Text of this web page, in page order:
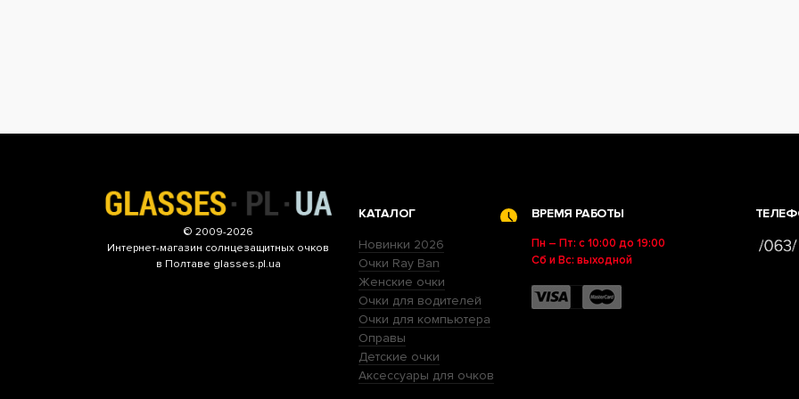
© 2009-2026
Интернет-магазин солнцезащитных очков
в Полтаве glasses.pl.ua
КАТАЛОГ
Новинки 2026
Очки Ray Ban
Женские очки
Очки для водителей
Очки для компьютера
Оправы
Детские очки
Аксессуары для очков
ВРЕМЯ РАБОТЫ
Пн – Пт: с 10:00 до 19:00
Сб и Вс: выходной